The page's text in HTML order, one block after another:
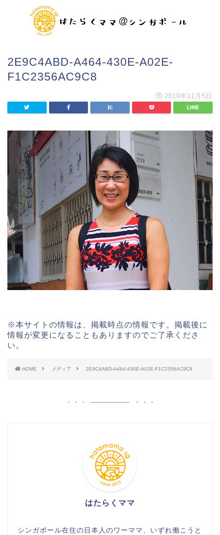
2E9C4ABD-A464-430E-A02E-
F1C2356AC9C8
2019年11月5日
※本サイトの情報は、掲載時点の情報です。掲載後に
情報が変更になることもありますのでご了承くださ
い。
HOME メディア 2E9C4ABD-A464-430E-A02E-F1C2356AC9C8
はたらくママ
シンガポール在住の日本人のワーママ、いずれ働こうと